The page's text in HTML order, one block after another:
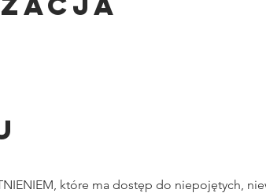
które ma dostęp do niepojętych,